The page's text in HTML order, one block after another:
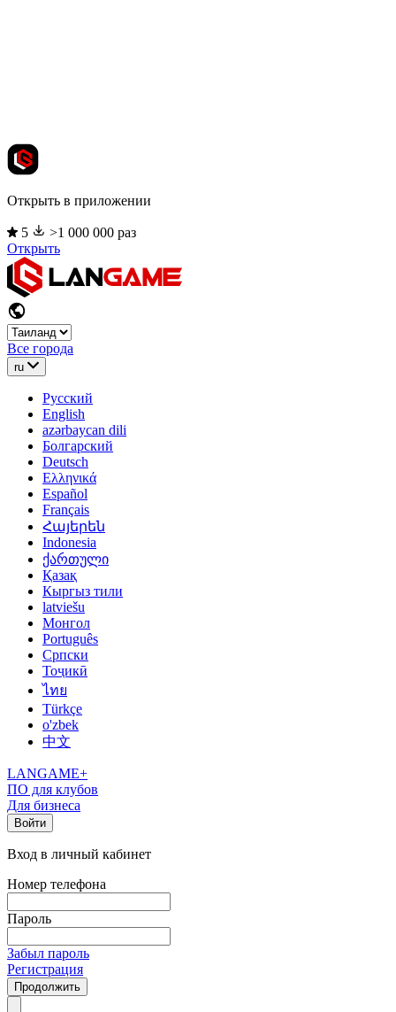
Открыть в приложении
5
>1 000 000 раз
Открыть
Все города
ru
Русский
English
azərbaycan dili
Болгарский
Deutsch
Ελληνικά
Español
Français
Հայերեն
Indonesia
ქართული
Қазақ
Кыргыз тили
latviešu
Монгол
Português
Српски
Тоҷикӣ
ไทย
Türkçe
o'zbek
中文
LANGAME+
ПО для клубов
Для бизнеса
Войти
Вход в личный кабинет
Номер телефона
Пароль
Забыл пароль
Регистрация
Продолжить